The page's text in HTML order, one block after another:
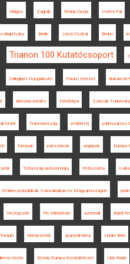
Világos Zágráb Maniu Gyula Hatos Pál
Alapítvány Berlin Jászi Oszkár Brünn
Trianon 100 Kutatócsoport
Collegium Hungaricum Fórum Intézet Bukaresti
délszláv kérdés Felsőrépa Szlovák
Máté Franciaország emlékmű párhuzamos
források pánszlávok segélyek Európa
Tótország autonómiája Petrozsény
Szlovákiában és Magyarországon
Vix-jegyzék Pro Minoritate azonnali Bárdi
térképzetek spanyolnátha Linder Béla
Veche Közép-Európa Kutatóintézet Libri Kiadó